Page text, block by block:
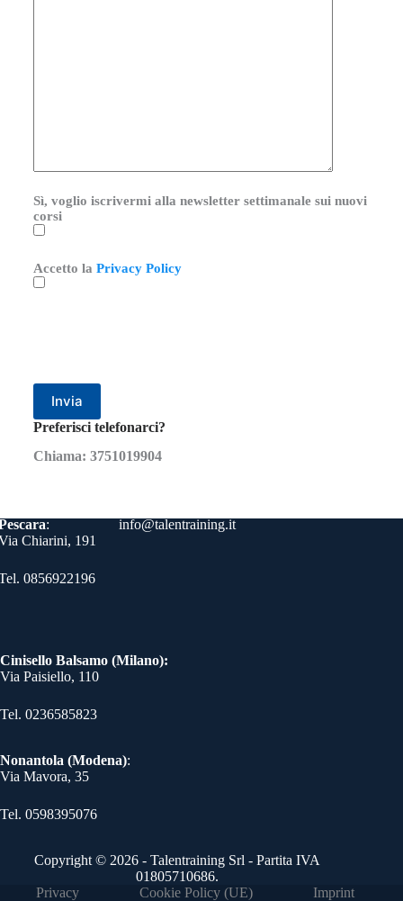
Sì, voglio iscrivermi alla newsletter settimanale sui nuovi
corsi
Accetto la Privacy Policy
Preferisci telefonarci?
Chiama: 3751019904
info@talentraining.it
:
Chiarini, 191
0856922196
Cinisello Balsamo (Milano):
Via Paisiello, 110
Tel. 0236585823​
Nonantola (Modena):
Via Mavora, 35
Tel. 0598395076​
Copyright © 2026 - Talentraining Srl - Partita IVA
01805710686.
Privacy
Cookie Policy (UE) Imprint